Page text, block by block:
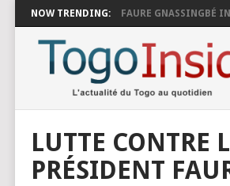
NOW TRENDING: FAURE GNASSINGBÉ
LUTTE CONTRE
PRÉSIDENT